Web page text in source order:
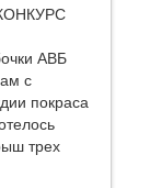
АВБ
с
покраса
трех